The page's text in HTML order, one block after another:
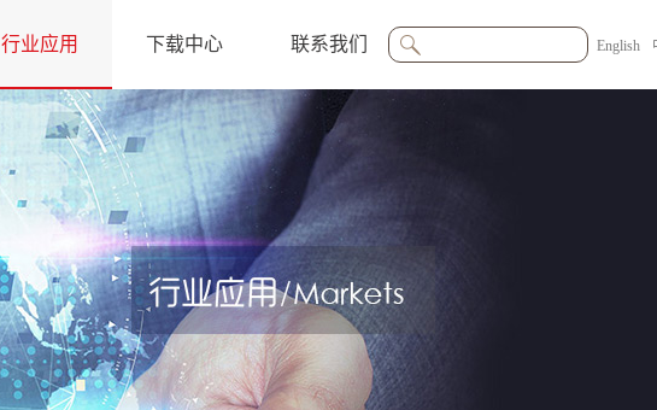
English
行业应用 下载中心 联系我们